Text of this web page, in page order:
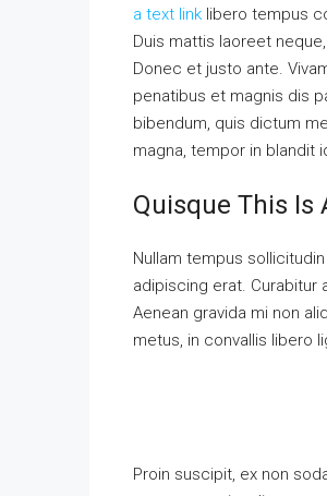
a text link libero tempus
Duis mattis laoreet
Donec et justo ante.
penatibus et magnis dis
bibendum, quis dictum
magna, tempor in blandit
Quisque This Is
Nullam tempus
adipiscing erat. Curabitur
Aenean gravida mi non
metus, in convallis libero
Proin suscipit, ex non